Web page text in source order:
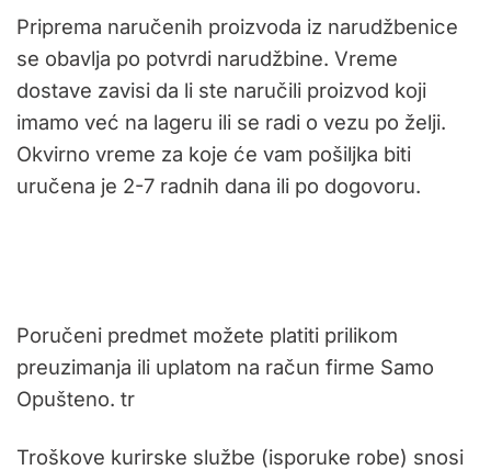
Priprema naručenih proizvoda iz narudžbenice
se obavlja po potvrdi narudžbine. Vreme
dostave zavisi da li ste naručili proizvod koji
imamo već na lageru ili se radi o vezu po želji.
Okvirno vreme za koje će vam pošiljka biti
uručena je 2-7 radnih dana ili po dogovoru.
Poručeni predmet možete platiti prilikom
preuzimanja ili uplatom na račun firme Samo
Opušteno. tr
Troškove kurirske službe (isporuke robe) snosi